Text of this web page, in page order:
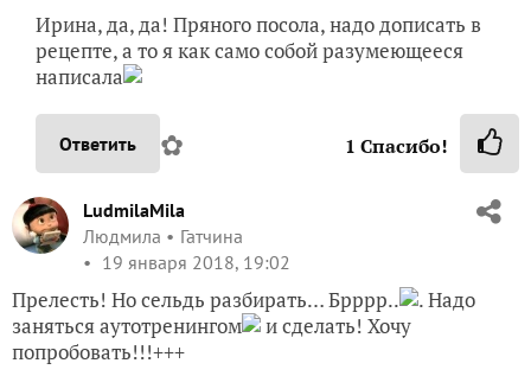
Ирина, да, да! Пряного посола, надо дописать в
рецепте, а то я как само собой разумеющееся
написала
Ответить ✿ 1 Спасибо!
LudmilaMila
Людмила
Гатчина
19 января 2018, 19:02
Прелесть! Но сельдь разбирать… Брррр..
. Надо
заняться аутотренингом
и сделать! Хочу
попробовать!!!+++